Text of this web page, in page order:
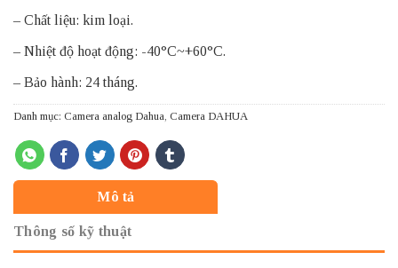
– Chất liệu: kim loại.
– Nhiệt độ hoạt động: -40°C~+60°C.
– Bảo hành: 24 tháng.
Danh mục: Camera analog Dahua, Camera DAHUA
Mô tả
Thông số kỹ thuật